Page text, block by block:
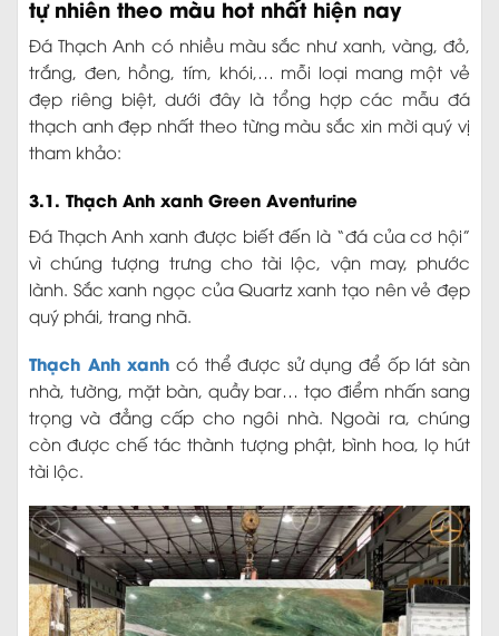
tự nhiên theo màu hot nhất hiện nay
Đá Thạch Anh có nhiều màu sắc như xanh, vàng, đỏ,
trắng, đen, hồng, tím, khói,… mỗi loại mang một vẻ
đẹp riêng biệt, dưới đây là tổng hợp các mẫu đá
thạch anh đẹp nhất theo từng màu sắc xin mời quý vị
tham khảo:
3.1. Thạch Anh xanh Green Aventurine
Đá Thạch Anh xanh được biết đến là “đá của cơ hội”
vì chúng tượng trưng cho tài lộc, vận may, phước
lành. Sắc xanh ngọc của Quartz xanh tạo nên vẻ đẹp
quý phái, trang nhã.
Thạch Anh xanh có thể được sử dụng để ốp lát sàn
nhà, tường, mặt bàn, quầy bar… tạo điểm nhấn sang
trọng và đẳng cấp cho ngôi nhà. Ngoài ra, chúng
còn được chế tác thành tượng phật, bình hoa, lọ hút
tài lộc.